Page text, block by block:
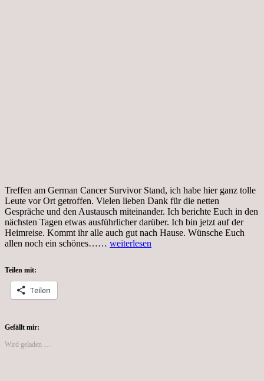
Treffen am German Cancer Survivor Stand, ich habe hier ganz tolle
Leute vor Ort getroffen. Vielen lieben Dank für die netten
Gespräche und den Austausch miteinander. Ich berichte Euch in den
nächsten Tagen etwas ausführlicher darüber. Ich bin jetzt auf der
Heimreise. Kommt ihr alle auch gut nach Hause. Wünsche Euch
allen noch ein schönes…… 9.
weiterlesen
Teilen mit:
Teilen
Gefällt mir:
Wird geladen …